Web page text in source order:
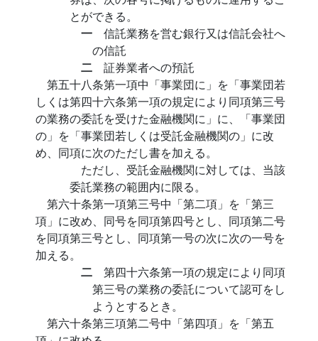
とができる。
一 信託業務を営む銀行又は信託会社へ
の信託
二 証券業者への預託
第五十八条第一項中「事業団に」を「事業団若
しくは第四十六条第一項の規定により同項第三号
の業務の委託を受けた金融機関に」に、「事業団
の」を「事業団若しくは受託金融機関の」に改
め、同項に次のただし書を加える。
ただし、受託金融機関に対しては、当該
委託業務の範囲内に限る。
第六十条第一項第三号中「第二項」を「第三
項」に改め、同号を同項第四号とし、同項第二号
を同項第三号とし、同項第一号の次に次の一号を
加える。
二 第四十六条第一項の規定により同項
第三号の業務の委託について認可をし
ようとするとき。
第六十条第三項第二号中「第四項」を「第五